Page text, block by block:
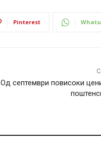
Pinterest
Од септември повисоки